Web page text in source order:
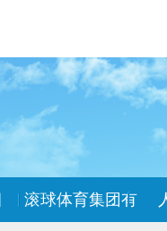
滚球体育集团有